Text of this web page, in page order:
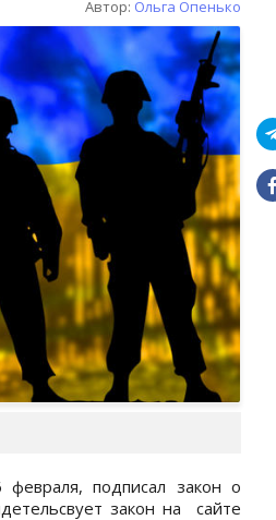
Автор: Ольга Опенько
подписал закон о
закон на сайте